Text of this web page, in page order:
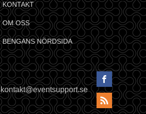
KONTAKT
OM OSS
BENGANS NÖRDSIDA
kontakt@eventsupport.se